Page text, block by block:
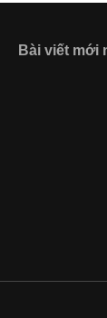
Bài viết mới